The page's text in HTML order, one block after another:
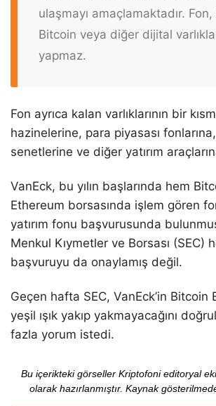
ulaşmayı amaçlamaktadır.
Bitcoin veya diğer dijital
yapmaz.
Fon ayrıca kalan varlıklarının bir
hazinelerine, para piyasası
senetlerine ve diğer yatırım
VanEck, bu yılın başlarında hem
Ethereum borsasında işlem gören
yatırım fonu başvurusunda
Menkul Kıymetler ve Borsası (SEC)
başvuruyu da onaylamış değil.
Geçen hafta SEC, VanEck’in Bitcoin
yeşil ışık yakıp yakmayacağını
fazla yorum istedi.
Bu içerikteki görseller Kriptofoni editoryal
olarak hazırlanmıştır. Kaynak